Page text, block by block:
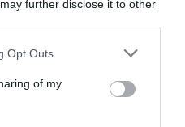
further disclose it to other
uses one or more Google
behaviour. You may click to
and its third-party tags to
purposes in below Google
Opt Outs
of my